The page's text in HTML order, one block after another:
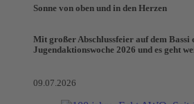
Sonne von oben und in den Herzen
Mit großer Abschlussfeier auf dem Bassi
Jugendaktionswoche 2026 und es geht
09.07.2026